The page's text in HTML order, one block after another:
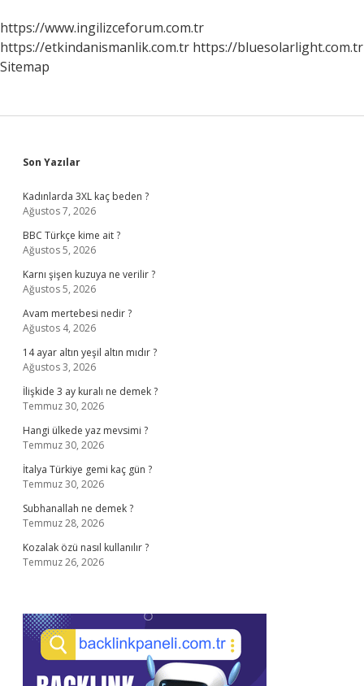
Gelişir
https://www.ingilizceforum.com.tr
https://etkindanismanlik.com.tr https://bluesolarlight.com.tr
Sitemap
Sidebar
Son Yazılar
Kadınlarda 3XL kaç beden ?
Ağustos 7, 2026
BBC Türkçe kime ait ?
Ağustos 5, 2026
Karnı şişen kuzuya ne verilir ?
Ağustos 5, 2026
Avam mertebesi nedir ?
Ağustos 4, 2026
14 ayar altın yeşil altın mıdır ?
Ağustos 3, 2026
İlişkide 3 ay kuralı ne demek ?
Temmuz 30, 2026
Hangi ülkede yaz mevsimi ?
Temmuz 30, 2026
İtalya Türkiye gemi kaç gün ?
Temmuz 30, 2026
Subhanallah ne demek ?
Temmuz 28, 2026
Kozalak özü nasıl kullanılır ?
Temmuz 26, 2026